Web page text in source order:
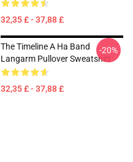
32,35 £ - 37,88 £
The Timeline A Ha Band
Langarm Pullover Sweatshirt
32,35 £ - 37,88 £
-20%